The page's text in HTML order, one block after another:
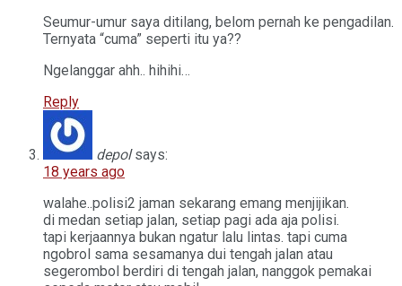
Seumur-umur saya ditilang, belom pernah ke pengadilan.
Ternyata “cuma” seperti itu ya??
Ngelanggar ahh.. hihihi…
Reply
depol says:
18 years ago
walahe..polisi2 jaman sekarang emang menjijikan.
di medan setiap jalan, setiap pagi ada aja polisi.
tapi kerjaannya bukan ngatur lalu lintas. tapi cuma
ngobrol sama sesamanya dui tengah jalan atau
segerombol berdiri di tengah jalan, nanggok pemakai